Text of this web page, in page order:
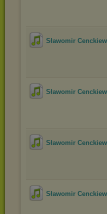
Sławomir
Sławomir
Sławomir
Sławomir